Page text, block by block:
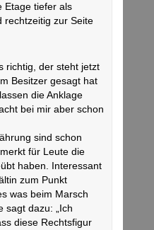
Etage tiefer als
rechtzeitig zur Seite
richtig, der steht jetzt
Besitzer gesagt hat
die Anklage
bei mir aber schon
sind schon
für Leute die
haben. Interessant
zum Punkt
was beim Marsch
sagt dazu: „Ich
diese Rechtsfigur